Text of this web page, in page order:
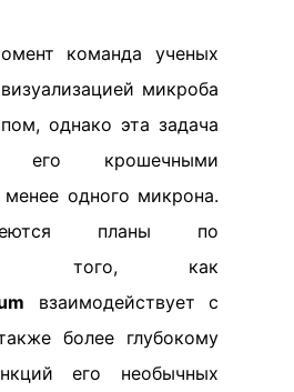
команда ученых
микроба
однако эта задача
его крошечными
одного микрона.
планы по
того, как
взаимодействует с
более глубокому
его необычных